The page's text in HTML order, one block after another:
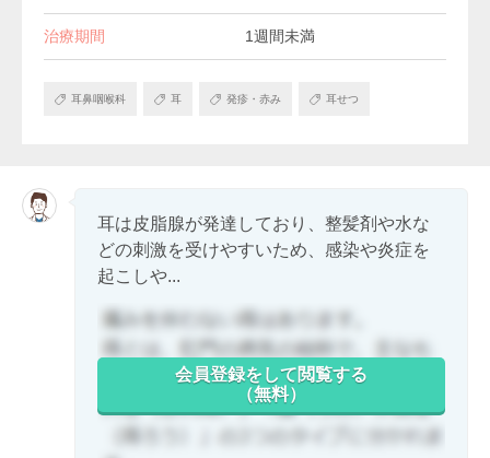
治療期間 1週間未満
耳鼻咽喉科 耳 発疹・赤み 耳せつ
耳は皮脂腺が発達しており、整髪剤や水な
どの刺激を受けやすいため、感染や炎症を
起こしや...
会員登録をして閲覧する
（無料）